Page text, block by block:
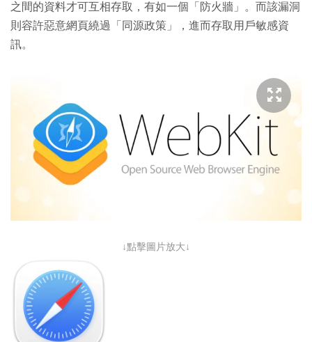
之間的資料才可互相存取，有如一個「防火牆」。而該漏洞
則容許惡意網頁繞過「同源政策」，進而存取用戶敏感資
訊。
↓點擊圖片放大↓